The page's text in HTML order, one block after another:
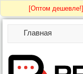
[Оптом дешевле!]
Главная